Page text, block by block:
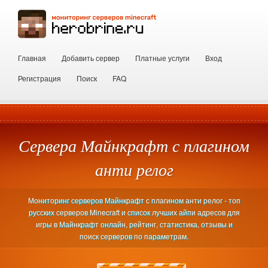
Главная Добавить сервер Платные услуги
Вход
Регистрация
Поиск FAQ
Сервера Майнкрафт с плагином
анти релог
Мониторинг серверов Майнкрафт с плагином анти релог - топ
русских серверов Minecraft и список лучших айпи адресов для
игры в Майнкрафт онлайн, рейтинг, статистика, отзывы и
поиск серверов по параметрам.